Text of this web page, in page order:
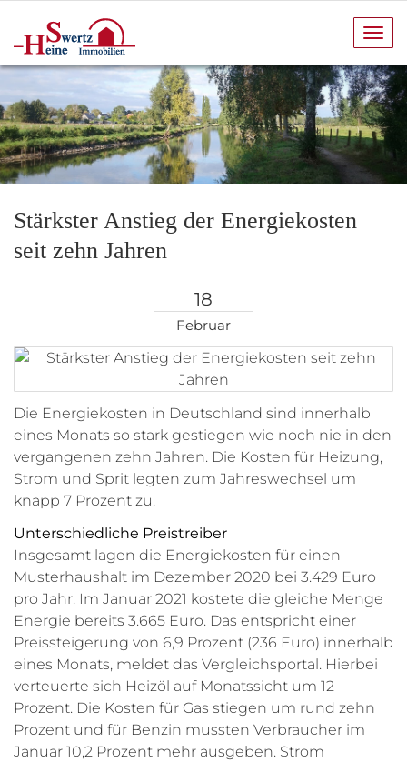
Stärkster Anstieg der Energiekosten
seit zehn Jahren
18
Februar
Die Energiekosten in Deutschland sind innerhalb
eines Monats so stark gestiegen wie noch nie in den
vergangenen zehn Jahren. Die Kosten für Heizung,
Strom und Sprit legten zum Jahreswechsel um
knapp 7 Prozent zu.
Unterschiedliche Preistreiber
Insgesamt lagen die Energiekosten für einen
Musterhaushalt im Dezember 2020 bei 3.429 Euro
pro Jahr. Im Januar 2021 kostete die gleiche Menge
Energie bereits 3.665 Euro. Das entspricht einer
Preissteigerung von 6,9 Prozent (236 Euro) innerhalb
eines Monats, meldet das Vergleichsportal. Hierbei
verteuerte sich Heizöl auf Monatssicht um 12
Prozent. Die Kosten für Gas stiegen um rund zehn
Prozent und für Benzin mussten Verbraucher im
Januar 10,2 Prozent mehr ausgeben. Strom